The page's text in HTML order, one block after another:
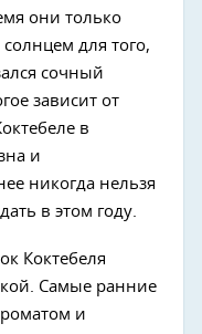
они только
для того,
сочный
зависит от
в
и
никогда нельзя
в этом году.
Коктебеля
Самые ранние
и